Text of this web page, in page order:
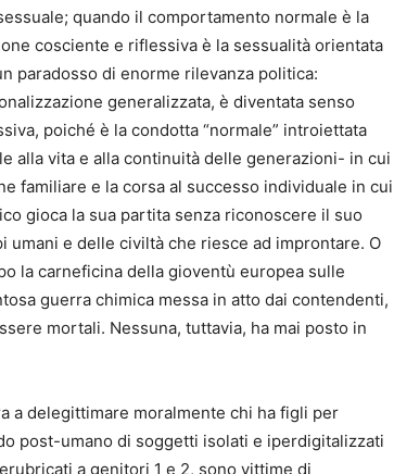
quando il comportamento normale è la
cosciente e riflessiva è la sessualità orientata
paradosso di enorme rilevanza politica:
generalizzata, è diventata senso
poiché è la condotta “normale” introiettata
alla vita e alla continuità delle generazioni- in cui
familiare e la corsa al successo individuale in cui
gioca la sua partita senza riconoscere il suo
e delle civiltà che riesce ad improntare. O
la carneficina della gioventù europea sulle
guerra chimica messa in atto dai contendenti,
mortali. Nessuna, tuttavia, ha mai posto in
a delegittimare moralmente chi ha figli per
post-umano di soggetti isolati e iperdigitalizzati
a genitori 1 e 2, sono vittime di